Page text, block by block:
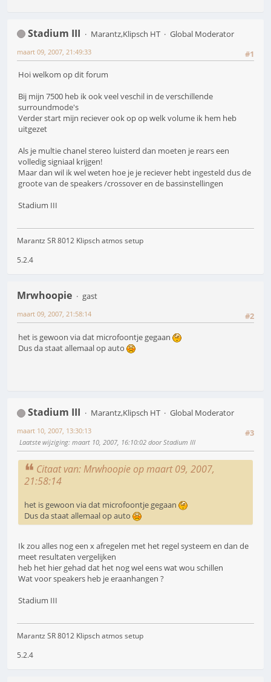
Stadium III Marantz,Klipsch HT
Global Moderator
#1
maart 09, 2007, 21:49:33
Hoi welkom op dit forum
Bij mijn 7500 heb ik ook veel veschil in de verschillende
surroundmode's
Verder start mijn reciever ook op op welk volume ik hem heb
uitgezet
Als je multie chanel stereo luisterd dan moeten je rears een
volledig signiaal krijgen!
Maar dan wil ik wel weten hoe je je reciever hebt ingesteld dus de
groote van de speakers /crossover en de bassinstellingen
Stadium III
Marantz SR 8012 Klipsch atmos setup
5.2.4
Mrwhoopie
gast
#2
maart 09, 2007, 21:58:14
het is gewoon via dat microfoontje gegaan
Dus da staat allemaal op auto
Stadium III Marantz,Klipsch HT
Global Moderator
#3
maart 10, 2007, 13:30:13
Laatste wijziging: maart 10, 2007, 16:10:02 door Stadium III
Citaat van: Mrwhoopie op maart 09, 2007,
21:58:14
het is gewoon via dat microfoontje gegaan
Dus da staat allemaal op auto
Ik zou alles nog een x afregelen met het regel systeem en dan de
meet resultaten vergelijken
heb het hier gehad dat het nog wel eens wat wou schillen
Wat voor speakers heb je eraanhangen ?
Stadium III
Marantz SR 8012 Klipsch atmos setup
5.2.4